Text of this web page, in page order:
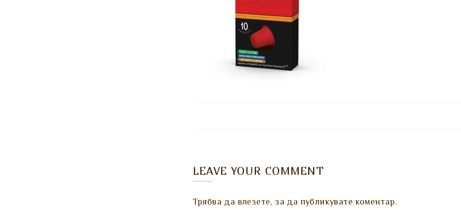
LEAVE YOUR COMMENT
Трябва давлезете, за да публикувате коментар.